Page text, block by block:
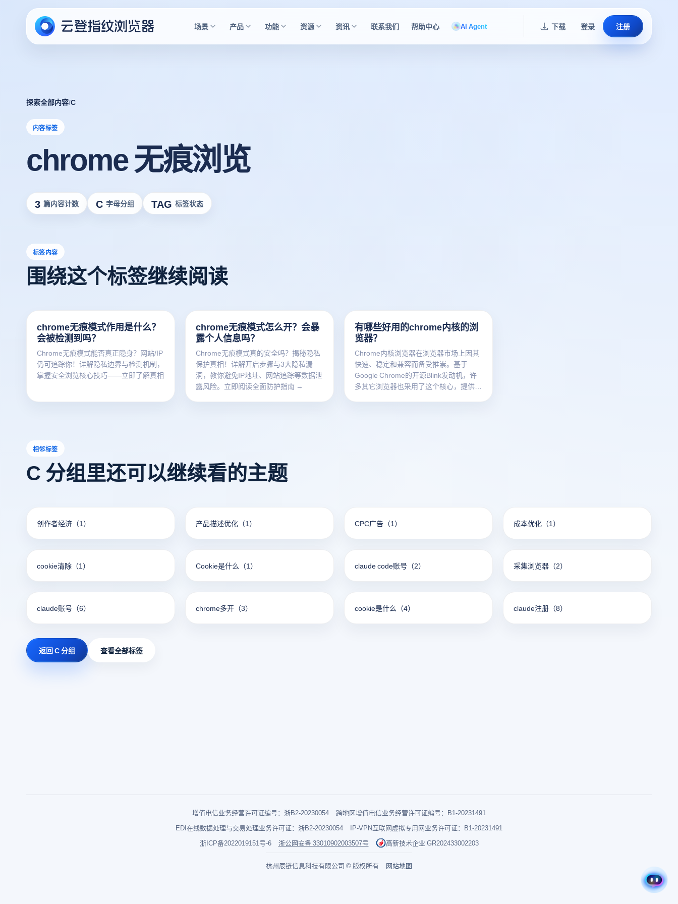
场景 产品 功能 资源 资讯 联系我们 帮助中心 AI Agent 下载 登录 注册
探索全部内容/C
内容标签
chrome 无痕浏览
3 篇内容计数 C 字母分组 TAG 标签状态
标签内容
围绕这个标签继续阅读
chrome无痕模式作用是什么？
会被检测到吗？
Chrome无痕模式能否真正隐身？网站/IP
仍可追踪你！详解隐私边界与检测机制，
掌握安全浏览核心技巧——立即了解真相
chrome无痕模式怎么开？会暴
露个人信息吗？
Chrome无痕模式真的安全吗？揭秘隐私
保护真相！详解开启步骤与3大隐私漏
洞，教你避免IP地址、网站追踪等数据泄
露风险。立即阅读全面防护指南 →
有哪些好用的chrome内核的浏
览器？
Chrome内核浏览器在浏览器市场上因其
快速、稳定和兼容而备受推崇。基于
Google Chrome的开源Blink发动机，许
多其它浏览器也采用了这个核心，提供了
相邻标签
C 分组里还可以继续看的主题
创作者经济 （1） 产品描述优化 （1） CPC广告 （1） 成本优化 （1）
cookie清除 （1） Cookie是什么 （1） claude code账号 （2） 采集浏览器 （2）
claude账号 （6） chrome多开 （3） cookie是什么 （4） claude注册 （8）
返回 C 分组 查看全部标签
增值电信业务经营许可证编号：浙B2-20230054
跨地区增值电信业务经营许可证编号：B1-20231491
EDI在线数据处理与交易处理业务许可证：浙B2-20230054
IP-VPN互联网虚拟专用网业务许可证：B1-20231491
浙ICP备2022019151号-6
浙公网安备 33010902003507号 高新技术企业 GR202433002203
杭州辰链信息科技有限公司 © 版权所有 网站地图